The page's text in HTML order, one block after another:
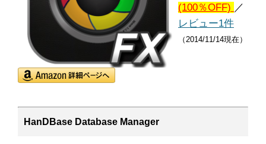
(100％OFF) ／
レビュー1件
（2014/11/14現在）
HanDBase Database Manager